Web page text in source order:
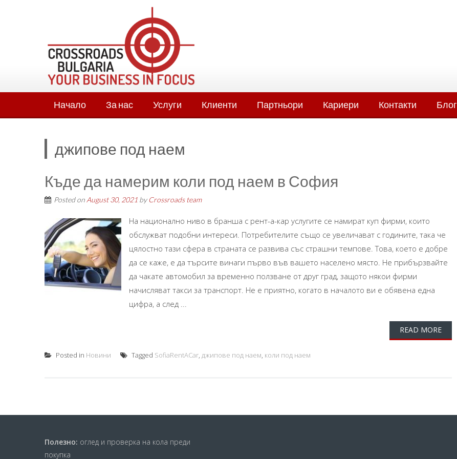
Начало За нас Услуги Клиенти Партньори Кариери Контакти Блог
джипове под наем
Къде да намерим коли под наем в София
Posted on August 30, 2021 by Crossroads team
На национално ниво в бранша с рент-а-кар услугите се намират куп фирми, които
обслужват подобни интереси. Потребителите също се увеличават с годините, така че
цялостно тази сфера в страната се развива със страшни темпове. Това, което е добре
да се каже, е да търсите винаги първо във вашето населено място. Не прибързвайте
да чакате автомобил за временно ползване от друг град, защото някои фирми
начисляват такси за транспорт. Не е приятно, когато в началото ви е обявена една
цифра, а след ...
READ MORE
Posted in Новини Tagged SofiaRentACar, джипове под наем, коли под наем
Полезно: оглед и проверка на кола преди
покупка